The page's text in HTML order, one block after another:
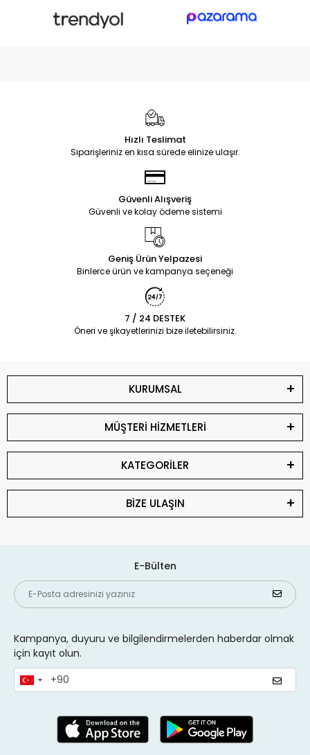
Hızlı Teslimat
Siparişleriniz en kısa sürede elinize ulaşır.
Güvenli Alışveriş
Güvenli ve kolay ödeme sistemi
Geniş Ürün Yelpazesi
Binlerce ürün ve kampanya seçeneği
7 / 24 DESTEK
Öneri ve şikayetlerinizi bize iletebilirsiniz.
KURUMSAL
MÜŞTERİ HİZMETLERİ
KATEGORİLER
BİZE ULAŞIN
E-Bülten
Kampanya, duyuru ve bilgilendirmelerden haberdar olmak
için kayıt olun.